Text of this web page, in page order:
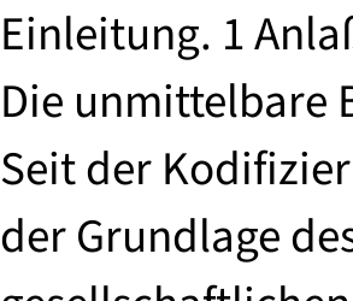
Einleitung. 1
Die unmittelbare
Seit der
der Grundlage